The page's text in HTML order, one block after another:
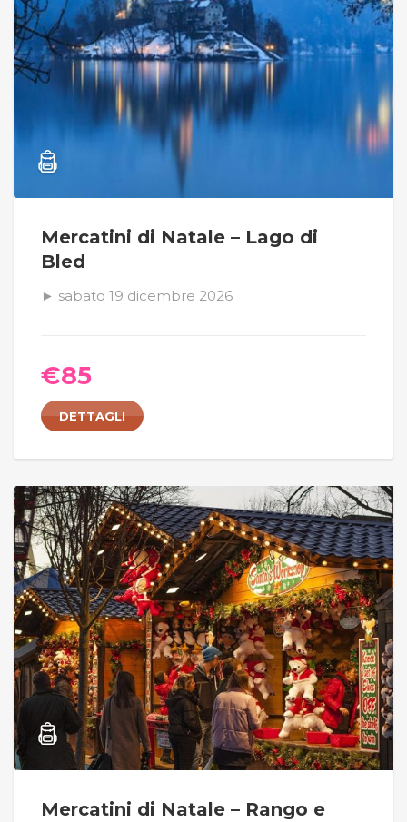
Mercatini di Natale – Lago di
Bled
► sabato 19 dicembre 2026
€85
DETTAGLI
Mercatini di Natale – Rango e